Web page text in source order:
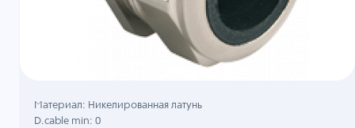
Материал: Никелированная латунь
D.cable min: 0